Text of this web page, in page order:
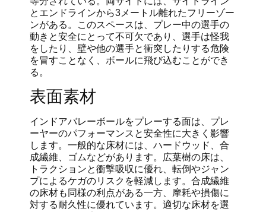
とエンドラインから3メートル離れたフリーゾー
ンがある。このスペースは、プレー中の選手の
動きと安全にとって不可欠であり、選手は怪我
をしたり、壁や他の選手と衝突したりする危険
を冒すことなく、ボールに飛び込むことができ
る。
表面素材
インドアバレーボールをプレーする面は、プレ
ーヤーのパフォーマンスと安全性に大きく影響
します。一般的な床材には、ハードウッド、合
成繊維、ゴムなどがあります。広葉樹の床は、
トラクションと衝撃吸収に優れ、転倒やジャン
プによるケガのリスクを軽減します。合成繊維
の床材も同様の利点がある一方、摩耗や損傷に
対する耐久性に優れています。適切な床材を選